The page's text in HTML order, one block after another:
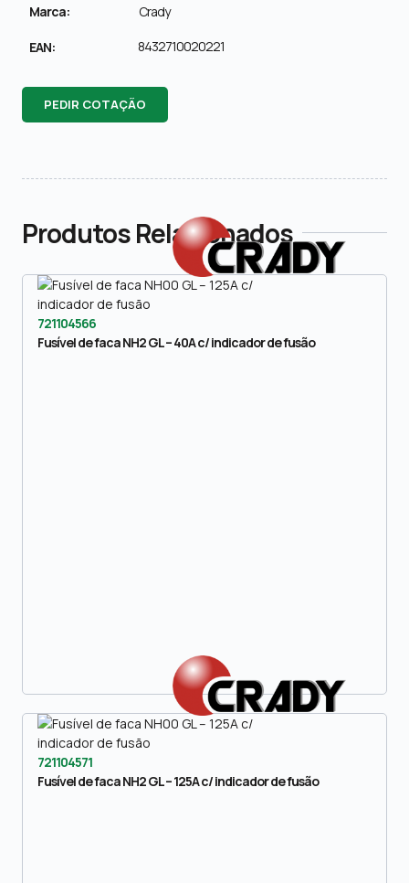
Marca: Crady
EAN: 8432710020221
PEDIR COTAÇÃO
Produtos Relacionados
721104566
Fusível de faca NH2 GL – 40A c/ indicador de fusão
721104571
Fusível de faca NH2 GL – 125A c/ indicador de fusão